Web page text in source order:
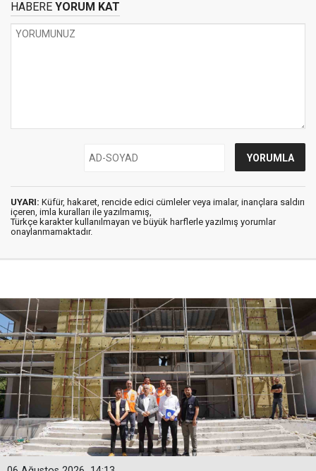
HABERE YORUM KAT
UYARI: Küfür, hakaret, rencide edici cümleler veya imalar, inançlara saldırı
içeren, imla kuralları ile yazılmamış,
Türkçe karakter kullanılmayan ve büyük harflerle yazılmış yorumlar
onaylanmamaktadır.